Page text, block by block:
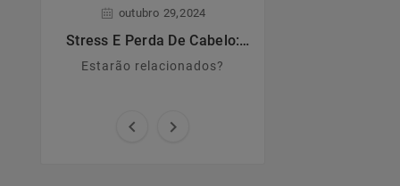
outubro 29, 2024
Stress E Perda De Cabelo:
Estarão relacionados?
 